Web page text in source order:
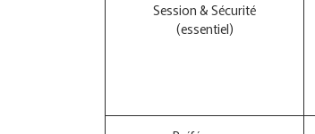
Session & Sécurité
(essentiel)